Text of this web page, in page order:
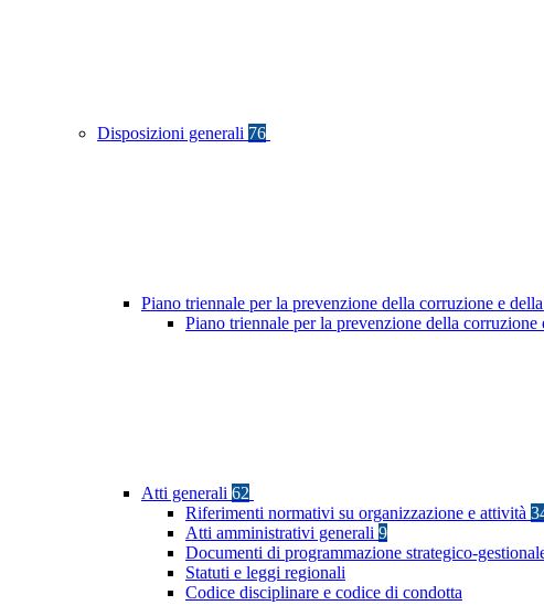
Disposizioni generali 76
Piano triennale per la prevenzione della corruzione e della
Piano triennale per la prevenzione della
Atti generali 62
Riferimenti normativi su organizzazione e attività
Atti amministrativi generali 9
Documenti di programmazione strategico-
Statuti e leggi regionali
Codice disciplinare e codice di condotta